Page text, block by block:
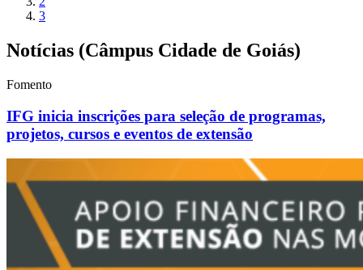
3
Notícias (Câmpus Cidade de Goiás)
Fomento
IFG inicia inscrições para seleção de programas,
projetos, cursos e eventos de extensão